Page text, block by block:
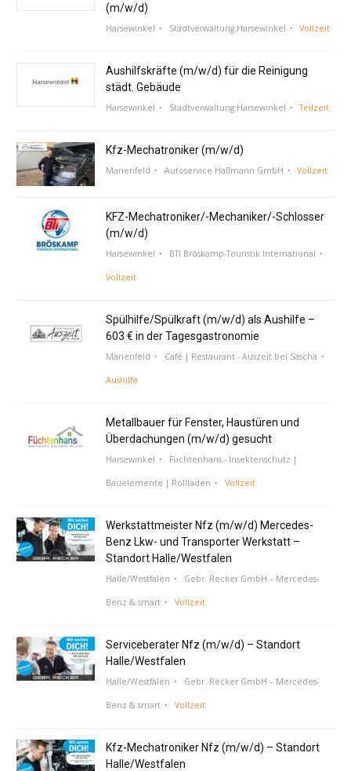
(m/w/d)
Harsewinkel Stadtverwaltung Harsewinkel Vollzeit
Aushilfskräfte (m/w/d) für die Reinigung
städt. Gebäude
Harsewinkel Stadtverwaltung Harsewinkel Teilzeit
Kfz-Mechatroniker (m/w/d)
Marienfeld Autoservice Haßmann GmbH Vollzeit
KFZ-Mechatroniker/-Mechaniker/-Schlosser
(m/w/d)
Harsewinkel BTI Bröskamp-Touristik International
Vollzeit
Spülhilfe/Spülkraft (m/w/d) als Aushilfe –
603 € in der Tagesgastronomie
Marienfeld Café | Restaurant - Auszeit bei Sascha
Aushilfe
Metallbauer für Fenster, Haustüren und
Überdachungen (m/w/d) gesucht
Harsewinkel Füchtenhans - Insektenschutz |
Bauelemente | Rollladen Vollzeit
Werkstattmeister Nfz (m/w/d) Mercedes-
Benz Lkw- und Transporter Werkstatt –
Standort Halle/Westfalen
Halle/Westfalen Gebr. Recker GmbH – Mercedes-
Benz & smart Vollzeit
Serviceberater Nfz (m/w/d) – Standort
Halle/Westfalen
Halle/Westfalen Gebr. Recker GmbH – Mercedes-
Benz & smart Vollzeit
Kfz-Mechatroniker Nfz (m/w/d) – Standort
Halle/Westfalen